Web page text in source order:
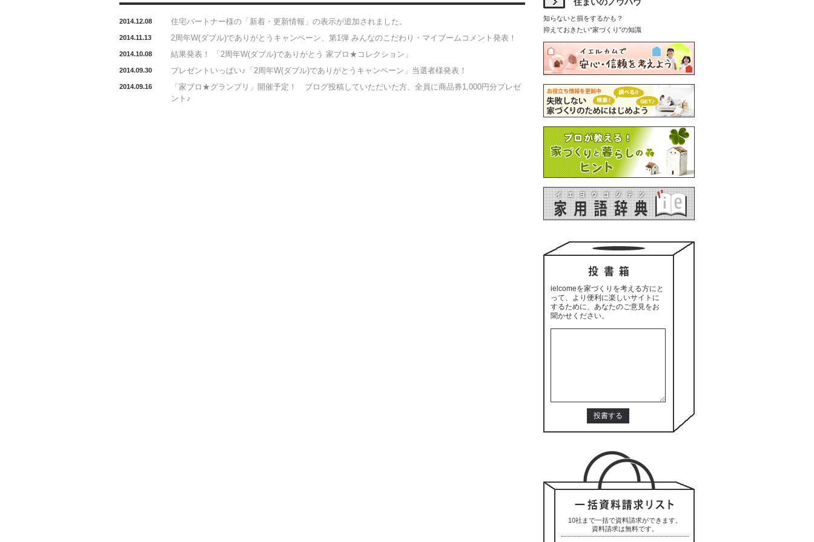
2014.12.08 住宅パートナー様の「新着・更新情報」の表示が追加されました。
2014.11.13 2周年W(ダブル)でありがとうキャンペーン、第1弾 みんなのこだわり・マイブームコメント発表！
2014.10.08 結果発表！ 「2周年W(ダブル)でありがとう 家ブロ★コレクション」
2014.09.30 プレゼントいっぱい♪「2周年W(ダブル)でありがとうキャンペーン」当選者様発表！
2014.09.16
「家ブロ★グランプリ」開催予定！ ブログ投稿していただいた方、全員に商品券1,000円分プレゼ
ント♪
知らないと損をするかも？
抑えておきたい“家づくり”の知識
ielcomeを家づくりを考える方にと
って、より便利に楽しいサイトに
するために、あなたのご意見をお
聞かせください。
10社まで一括で資料請求ができます。
資料請求は無料です。